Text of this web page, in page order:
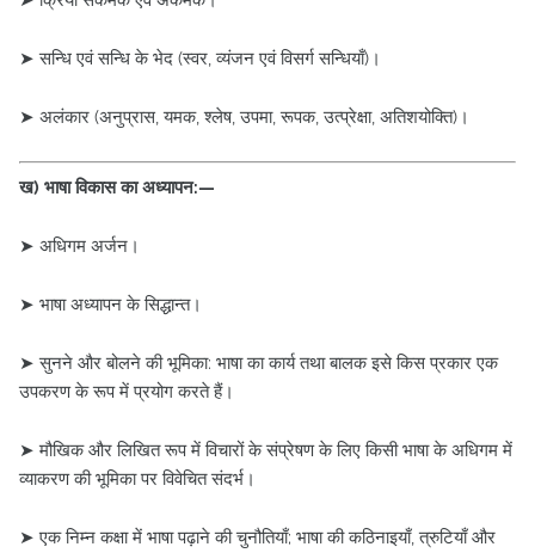
➤ सन्धि एवं सन्धि के भेद (स्वर, व्यंजन एवं विसर्ग सन्धियाँ)।
➤ अलंकार (अनुप्रास, यमक, श्लेष, उपमा, रूपक, उत्प्रेक्षा, अतिशयोक्ति)।
ख) भाषा विकास का अध्यापन:—
➤ अधिगम अर्जन।
➤ भाषा अध्यापन के सिद्धान्त।
➤ सुनने और बोलने की भूमिका: भाषा का कार्य तथा बालक इसे किस प्रकार एक
उपकरण के रूप में प्रयोग करते हैं।
➤ मौखिक और लिखित रूप में विचारों के संप्रेषण के लिए किसी भाषा के अधिगम में
व्याकरण की भूमिका पर विवेचित संदर्भ।
➤ एक निम्न कक्षा में भाषा पढ़ाने की चुनौतियाँ; भाषा की कठिनाइयाँ, त्रुटियाँ और